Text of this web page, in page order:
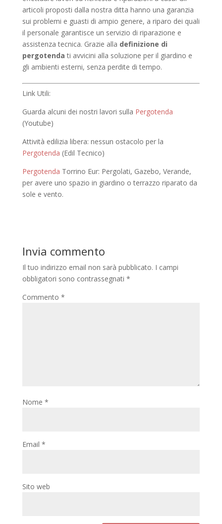
articoli proposti dalla nostra ditta hanno una garanzia
sui problemi e guasti di ampio genere, a riparo dei quali
il personale garantisce un servizio di riparazione e
assistenza tecnica. Grazie alla definizione di
pergotenda ti avvicini alla soluzione per il giardino e
gli ambienti esterni, senza perdite di tempo.
Link Utili:
Guarda alcuni dei nostri lavori sulla Pergotenda
(Youtube)
Attività edilizia libera: nessun ostacolo per la
Pergotenda (Edil Tecnico)
Pergotenda Torrino Eur: Pergolati, Gazebo, Verande,
per avere uno spazio in giardino o terrazzo riparato da
sole e vento.
Invia commento
Il tuo indirizzo email non sarà pubblicato. I campi
obbligatori sono contrassegnati *
Commento *
Nome *
Email *
Sito web